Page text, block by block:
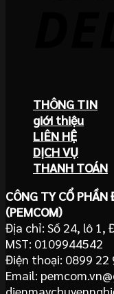
THÔNG TIN
giới thiệu
LIÊN HỆ
DỊCH VỤ
THANH TOÁN
CÔNG TY CỔ PHẦN
(PEMCOM)
Địa chỉ: Số 24, lô 1,
MST: 0109944542
Điện thoại: 0899 22
Email: